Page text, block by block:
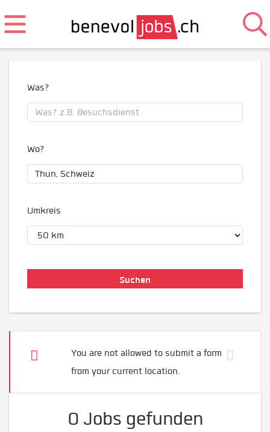
Was?
Wo?
Umkreis
You are not allowed to submit a form
from your current location.
0 Jobs gefunden